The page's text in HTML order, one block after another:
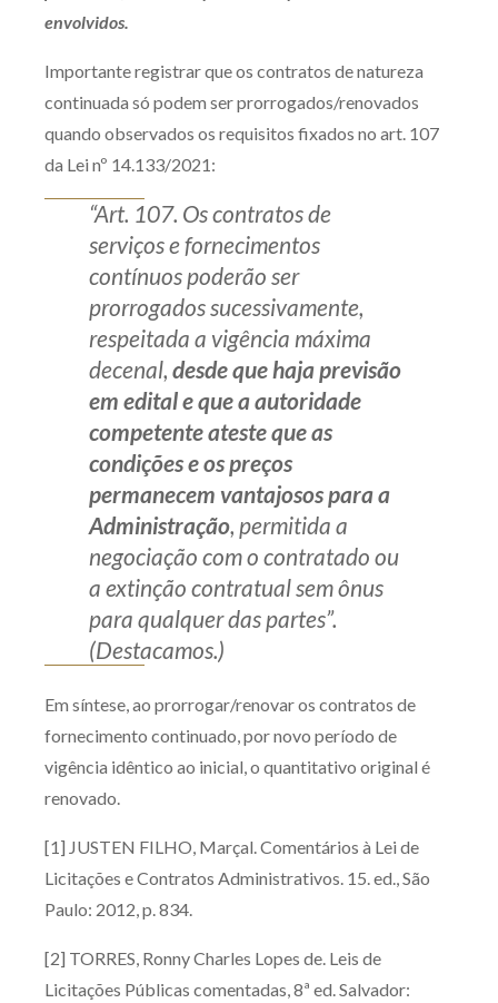
envolvidos.
Importante registrar que os contratos de natureza
continuada só podem ser prorrogados/renovados
quando observados os requisitos fixados no art. 107
da Lei nº 14.133/2021:
“Art. 107. Os contratos de
serviços e fornecimentos
contínuos poderão ser
prorrogados sucessivamente,
respeitada a vigência máxima
decenal, desde que haja previsão
em edital e que a autoridade
competente ateste que as
condições e os preços
permanecem vantajosos para a
Administração, permitida a
negociação com o contratado ou
a extinção contratual sem ônus
para qualquer das partes”.
(Destacamos.)
Em síntese, ao prorrogar/renovar os contratos de
fornecimento continuado, por novo período de
vigência idêntico ao inicial, o quantitativo original é
renovado.
[1] JUSTEN FILHO, Marçal. Comentários à Lei de
Licitações e Contratos Administrativos. 15. ed., São
Paulo: 2012, p. 834.
[2] TORRES, Ronny Charles Lopes de. Leis de
Licitações Públicas comentadas, 8ª ed. Salvador: